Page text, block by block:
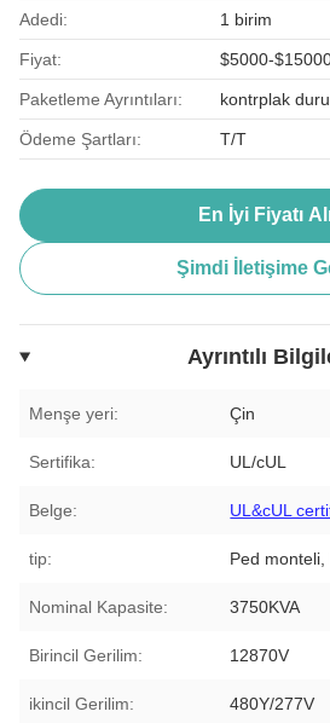
Adedi: 1 birim
Fiyat: $5000-
Paketleme Ayrıntıları: kontrplak
Ödeme Şartları: T/T
En İyi Fiyatı
Şimdi İletişime
Ayrıntılı
Menşe yeri: Çin
Sertifika: UL/cUL
Belge: UL&cUL
tip: Ped
Nominal Kapasite: 3750KVA
Birincil Gerilim: 12870V
ikincil Gerilim: 480Y/277V